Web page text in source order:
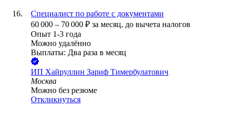
Специалист по работе с документами
60 000 – 70 000 ₽ за месяц, до вычета налогов
Опыт 1-3 года
Можно удалённо
Выплаты: Два раза в месяц
ИП Хайруллин Зариф Тимербулатович
Москва
Можно без резюме
Откликнуться